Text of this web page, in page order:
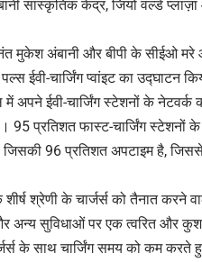
सांस्कृतिक केंद्र, जियो वर्ल्ड
मुकेश अंबानी और बीपी के सीईओ मरे
ईवी-चार्जिंग प्वांइट का उद्घाटन
अपने ईवी-चार्जिंग स्टेशनों के नेटवर्क
प्रतिशत फास्ट-चार्जिंग स्टेशनों
96 प्रतिशत अपटाइम है,
श्रेणी के चार्जर्स को तैनात करने
और अन्य सुविधाओं पर एक त्वरित और
के साथ चार्जिंग समय को कम करते